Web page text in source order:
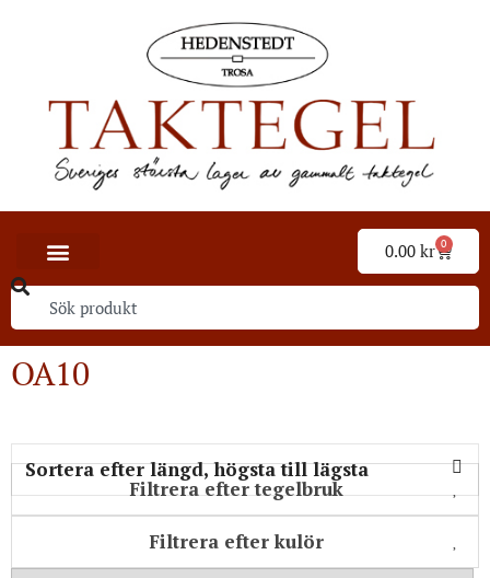
0.00 kr 0
OA10
Filtrera efter tegelbruk
Filtrera efter kulör